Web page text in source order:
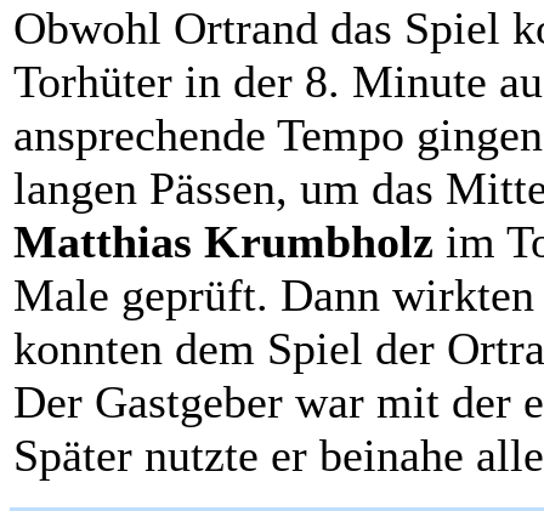
Obwohl Ortrand das Spiel
Torhüter in der 8. Minute
ansprechende Tempo
langen Pässen, um das
Matthias Krumbholz im
Male geprüft. Dann
konnten dem Spiel der
Der Gastgeber war mit der
Später nutzte er beinahe